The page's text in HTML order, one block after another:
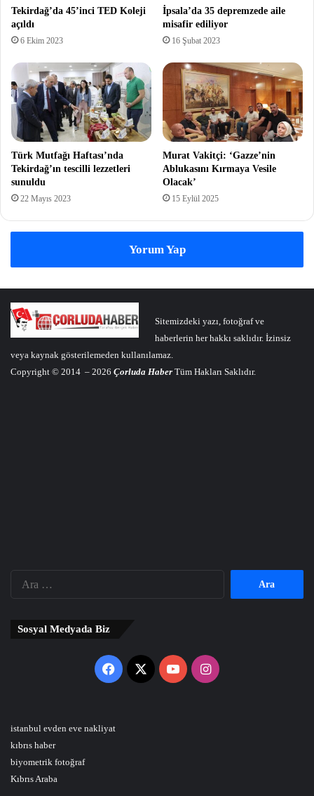
Tekirdağ’da 45’inci TED Koleji
açıldı
6 Ekim 2023
İpsala’da 35 depremzede aile
misafir ediliyor
16 Şubat 2023
Türk Mutfağı Haftası’nda
Tekirdağ’ın tescilli lezzetleri
sunuldu
22 Mayıs 2023
Murat Vakitçi: ‘Gazze’nin
Ablukasını Kırmaya Vesile
Olacak’
15 Eylül 2025
Yorum Yap
Sitemizdeki yazı, fotoğraf ve
haberlerin her hakkı saklıdır. İzinsiz
veya kaynak gösterilemeden kullanılamaz.
Copyright © 2014 – 2026 Çorluda Haber Tüm Hakları Saklıdır.
Sosyal Medyada Biz
Facebook
X YouTubeInstagram
istanbul evden eve nakliyat
kıbrıs haber
biyometrik fotoğraf
Kıbrıs Araba